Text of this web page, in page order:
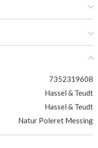
7352319608
Hassel & Teudt
Hassel & Teudt
Natur Poleret Messing